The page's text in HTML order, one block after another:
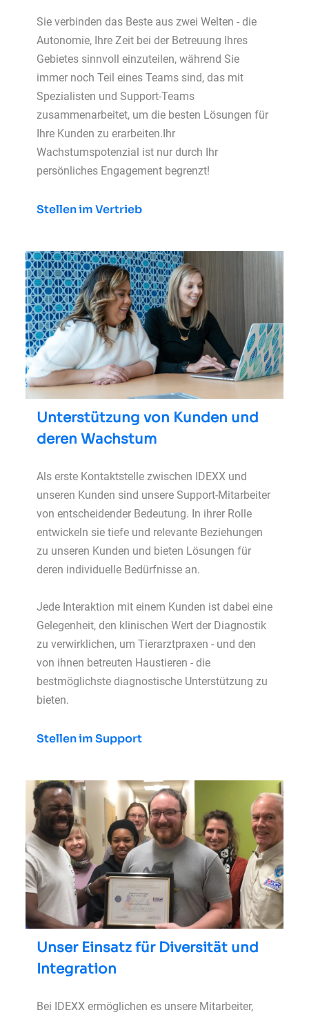
Sie verbinden das Beste aus zwei Welten - die
Autonomie, Ihre Zeit bei der Betreuung Ihres
Gebietes sinnvoll einzuteilen, während Sie
immer noch Teil eines Teams sind, das mit
Spezialisten und Support-Teams
zusammenarbeitet, um die besten Lösungen für
Ihre Kunden zu erarbeiten.Ihr
Wachstumspotenzial ist nur durch Ihr
persönliches Engagement begrenzt!
Stellen im Vertrieb
Unterstützung von Kunden und
deren Wachstum
Als erste Kontaktstelle zwischen IDEXX und
unseren Kunden sind unsere Support-Mitarbeiter
von entscheidender Bedeutung. In ihrer Rolle
entwickeln sie tiefe und relevante Beziehungen
zu unseren Kunden und bieten Lösungen für
deren individuelle Bedürfnisse an.
Jede Interaktion mit einem Kunden ist dabei eine
Gelegenheit, den klinischen Wert der Diagnostik
zu verwirklichen, um Tierarztpraxen - und den
von ihnen betreuten Haustieren - die
bestmöglichste diagnostische Unterstützung zu
bieten.
Stellen im Support
Unser Einsatz für Diversität und
Integration
Bei IDEXX ermöglichen es unsere Mitarbeiter,